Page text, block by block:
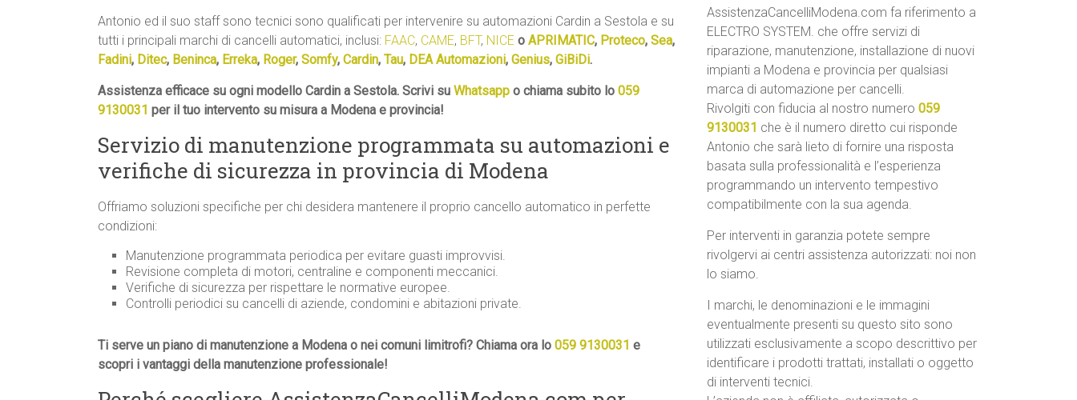
Antonio ed il suo staff sono tecnici sono qualificati per intervenire su automazioni Cardin a Sestola e su
tutti i principali marchi di cancelli automatici, inclusi: FAAC, CAME, BFT, NICE o APRIMATIC, Proteco, Sea,
Fadini, Ditec, Beninca, Erreka, Roger, Somfy, Cardin, Tau, DEA Automazioni, Genius, GiBiDi.
Assistenza efficace su ogni modello Cardin a Sestola. Scrivi su Whatsapp o chiama subito lo 059
9130031 per il tuo intervento su misura a Modena e provincia!
Servizio di manutenzione programmata su automazioni e
verifiche di sicurezza in provincia di Modena
Offriamo soluzioni specifiche per chi desidera mantenere il proprio cancello automatico in perfette
condizioni:
Manutenzione programmata periodica per evitare guasti improvvisi.
Revisione completa di motori, centraline e componenti meccanici.
Verifiche di sicurezza per rispettare le normative europee.
Controlli periodici su cancelli di aziende, condomini e abitazioni private.
Ti serve un piano di manutenzione a Modena o nei comuni limitrofi? Chiama ora lo 059 9130031 e
scopri i vantaggi della manutenzione professionale!
AssistenzaCancelliModena.com fa riferimento a
ELECTRO SYSTEM. che offre servizi di
riparazione, manutenzione, installazione di nuovi
impianti a Modena e provincia per qualsiasi
marca di automazione per cancelli.
Rivolgiti con fiducia al nostro numero059
9130031 che è il numero diretto cui risponde
Antonio che sarà lieto di fornire una risposta
basata sulla professionalità e l’esperienza
programmando un intervento tempestivo
compatibilmente con la sua agenda.
Per interventi in garanzia potete sempre
rivolgervi ai centri assistenza autorizzati: noi non
lo siamo.
I marchi, le denominazioni e le immagini
eventualmente presenti su questo sito sono
utilizzati esclusivamente a scopo descrittivo per
identificare i prodotti trattati, installati o oggetto
di interventi tecnici.